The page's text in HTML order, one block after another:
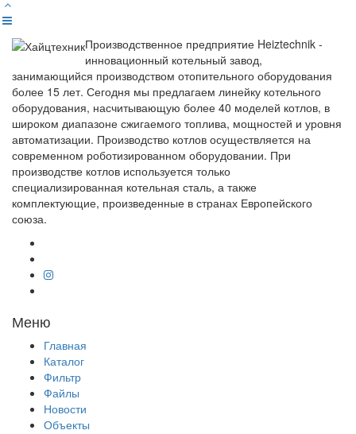
Производственное предприятие Heiztechnik -
инновационный котельный завод,
занимающийся производством отопительного оборудования
более 15 лет. Сегодня мы предлагаем линейку котельного
оборудования, насчитывающую более 40 моделей котлов, в
широком диапазоне сжигаемого топлива, мощностей и уровня
автоматизации. Производство котлов осуществляется на
современном роботизированном оборудовании. При
производстве котлов используется только
специализированная котельная сталь, а также
комплектующие, произведенные в странах Европейского
союза.
Меню
Главная
Каталог
Фильтр
Файлы
Новости
Объекты